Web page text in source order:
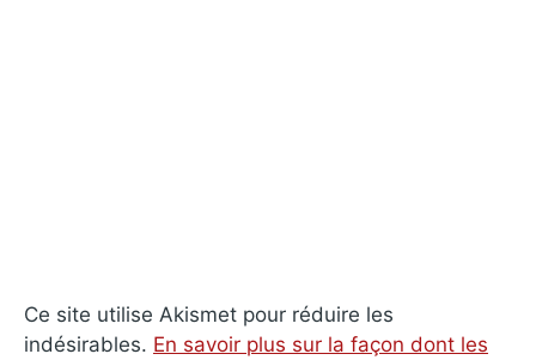
Ce site utilise Akismet pour réduire les
indésirables. En savoir plus sur la façon dont les